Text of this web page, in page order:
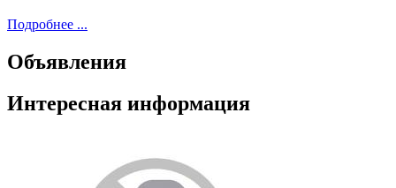
Подробнее ...
Объявления
Интересная информация